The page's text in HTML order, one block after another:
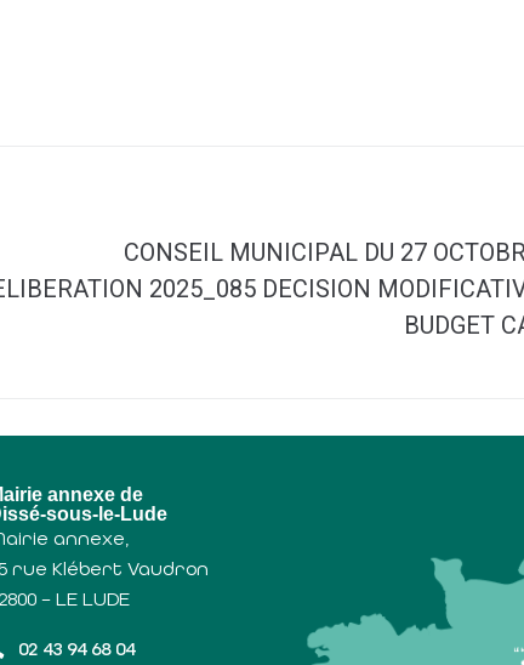
CONSEIL MUNICIPAL DU 27
2025_085 DECISION
BUDGET
annexe de
sous-le-Lude
annexe,
rue Klébert Vaudron
– LE LUDE
02 43 94 68 04